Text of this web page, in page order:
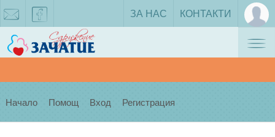
facebook
ЗА НАС КОНТАКТИ
Начало Помощ Вход Регистрация